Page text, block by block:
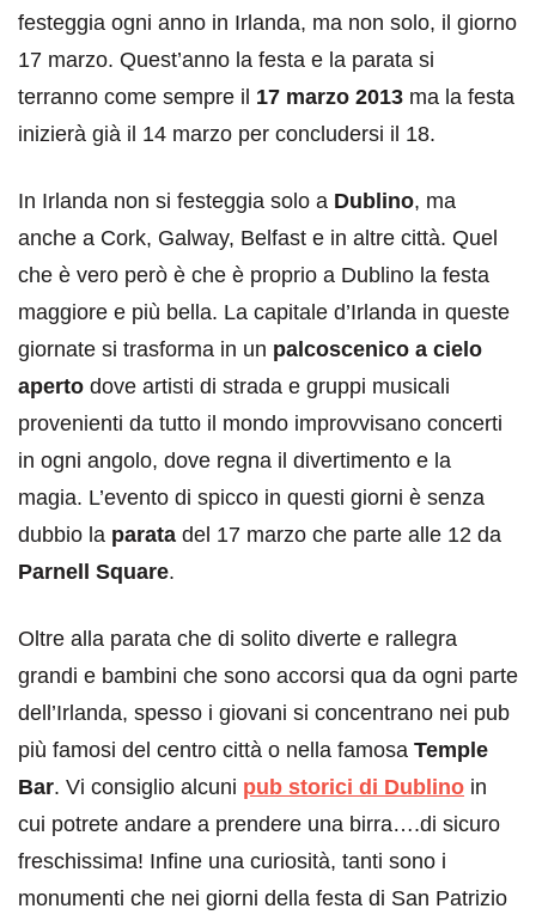
festeggia ogni anno in Irlanda, ma non solo, il giorno
17 marzo. Quest’anno la festa e la parata si
terranno come sempre il 17 marzo 2013 ma la festa
inizierà già il 14 marzo per concludersi il 18.
In Irlanda non si festeggia solo a Dublino, ma
anche a Cork, Galway, Belfast e in altre città. Quel
che è vero però è che è proprio a Dublino la festa
maggiore e più bella. La capitale d’Irlanda in queste
giornate si trasforma in un palcoscenico a cielo
aperto dove artisti di strada e gruppi musicali
provenienti da tutto il mondo improvvisano concerti
in ogni angolo, dove regna il divertimento e la
magia. L’evento di spicco in questi giorni è senza
dubbio la parata del 17 marzo che parte alle 12 da
Parnell Square.
Oltre alla parata che di solito diverte e rallegra
grandi e bambini che sono accorsi qua da ogni parte
dell’Irlanda, spesso i giovani si concentrano nei pub
più famosi del centro città o nella famosa Temple
Bar. Vi consiglio alcuni pub storici di Dublino in
cui potrete andare a prendere una birra….di sicuro
freschissima! Infine una curiosità, tanti sono i
monumenti che nei giorni della festa di San Patrizio